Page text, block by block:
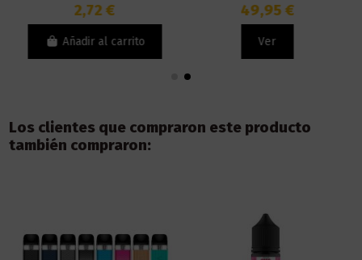
2,72 €
Añadir al carrito
49,95 €
Ver
Los clientes que compraron este producto
también compraron: